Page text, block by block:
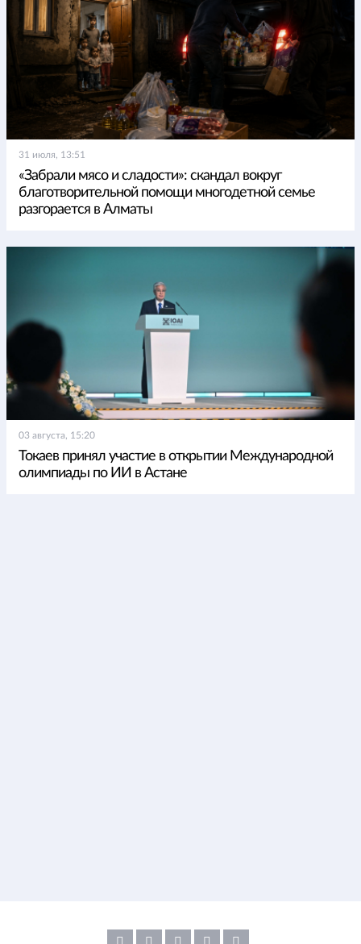
31 июля, 13:51
«Забрали мясо и сладости»: скандал вокруг
благотворительной помощи многодетной семье
разгорается в Алматы
03 августа, 15:20
Токаев принял участие в открытии Международной
олимпиады по ИИ в Астане